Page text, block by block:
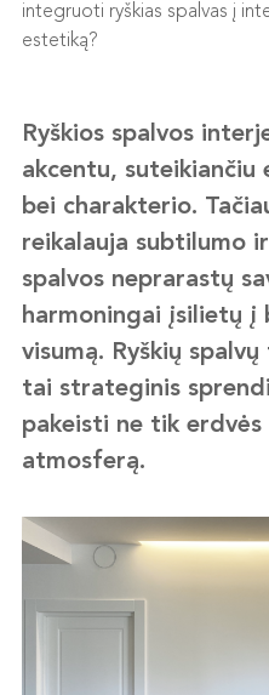
integruoti ryškias spalvas į
estetiką?
Ryškios spalvos
akcentu, suteikiančiu
bei charakterio.
reikalauja subtilumo
spalvos neprarastų
harmoningai įsilietų į
visumą. Ryškių
tai strateginis
pakeisti ne tik
atmosferą.